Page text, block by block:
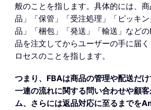
般のことを指します。具体的には、
品」「保管」「受注処理」「ピッキ
品」「梱包」「発送」「輸送」など
品を注文してからユーザーの手に届
ロセスのことを指します。
つまり、FBAは商品の管理や配送だ
一連の流れに関する問い合わせや顧
ム、さらには返品対応に至るまでを